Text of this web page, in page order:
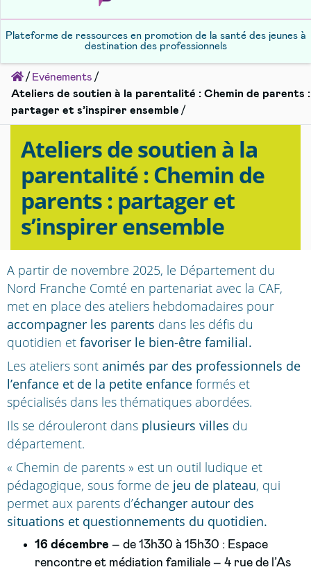
Plateforme de ressources en promotion de la santé des jeunes à
destination des professionnels
Accueil
Evénements
Ateliers de soutien à la parentalité : Chemin de parents :
partager et s’inspirer ensemble
Ateliers de soutien à la
parentalité : Chemin de
parents : partager et
s’inspirer ensemble
A partir de novembre 2025, le Département du
Nord Franche Comté en partenariat avec la CAF,
met en place des ateliers hebdomadaires pour
accompagner les parents dans les défis du
quotidien et favoriser le bien-être familial.
Les ateliers sont animés par des professionnels de
l’enfance et de la petite enfance formés et
spécialisés dans les thématiques abordées.
Ils se dérouleront dans plusieurs villes du
département.
« Chemin de parents » est un outil ludique et
pédagogique, sous forme de jeu de plateau, qui
permet aux parents d’échanger autour des
situations et questionnements du quotidien.
16 décembre – de 13h30 à 15h30 : Espace
rencontre et médiation familiale – 4 rue de l’As